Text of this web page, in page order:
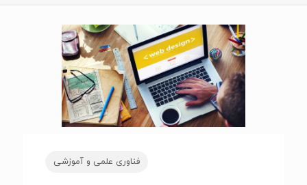
فناوری علمی و آموزشی